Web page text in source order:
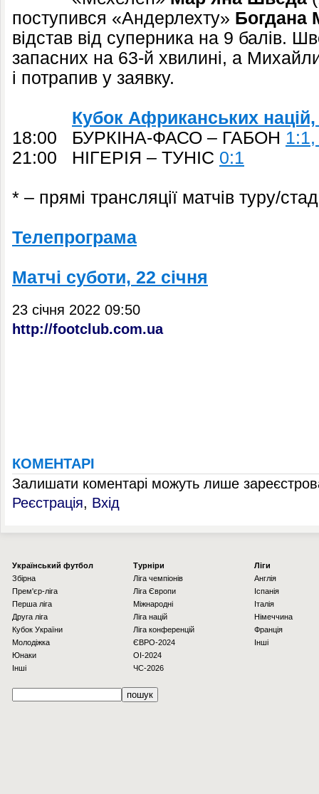
поступився «Андерлехту» Богдана
відстав від суперника на 9 балів.
запасних на 63-й хвилині, а
і потрапив у заявку.
Кубок Африканських
18:00 БУРКІНА-ФАСО – ГАБОН 1:1,
21:00 НІГЕРІЯ – ТУНІС 0:1
* – прямі трансляції матчів туру/
Телепрограма
Матчі суботи, 22 січня
23 січня 2022 09:50
http://footclub.com.ua
КОМЕНТАРІ
Залишати коментарі можуть лише
Реєстрація, Вхід
Українcький футбол
Збірна
Прем'єр-ліга
Перша ліга
Друга ліга
Кубок України
Молодіжка
Юнаки
Інші
Турніри
Ліга чемпіонів
Ліга Європи
Міжнародні
Ліга націй
Ліга конференцій
ЄВРО-2024
OI-2024
ЧС-2026
Ліги
Англія
Іспанія
Італія
Німеччина
Франція
Інші